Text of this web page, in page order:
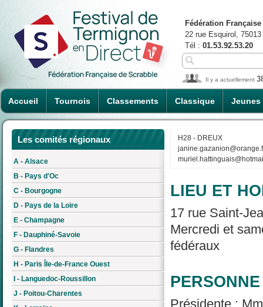
Accueil Tournois Classements Classique Jeunes
Fédération
22 rue Esquirol,
Tél : 01.53.92.53.20
Il y a actuellement
Les comités régionaux
A - Alsace
B - Pays d'Oc
C - Bourgogne
D - Pays de la Loire
E - Champagne
F - Dauphiné-Savoie
G - Flandres
H - Paris Île-de-France Ouest
I - Languedoc-Roussillon
J - Poitou-Charentes
H28 - DREUX
LIEU ET
17 rue Saint-
Mercredi et
fédéraux
Présidente :